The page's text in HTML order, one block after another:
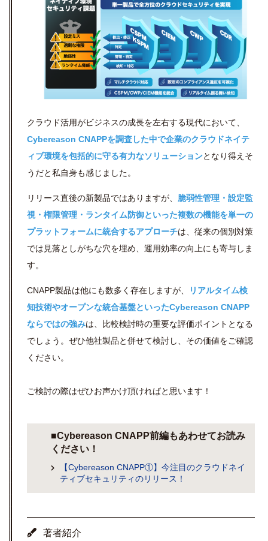
クラウド活用がビジネスの成長を左右する現代において、
Cybereason CNAPPを調査した中で企業のクラウドネイテ
ィブ環境を包括的に守る有力なソリューションとなり得えそ
うだと私自身も感じました。
リリース直後の新製品ではありますが、 脆弱性管理・設定監
視・権限管理・ランタイム防御といった複数の機能を単一の
プラットフォームに統合するアプローチは、従来の個別対策
では見落としがちな穴を埋め、運用効率の向上にも寄与しま
す。
CNAPP製品は他にも数多く存在しますが、
リアルタイム検
知技術やオープンな統合基盤といったCybereason CNAPP
ならではの強みは、比較検討時の重要な評価ポイントとなる
でしょう。ぜひ他社製品と併せて検討し、その価値をご確認
ください。
ご検討の際はぜひお声かけ頂ければと思います！
■Cybereason CNAPP前編もあわせてお読み
ください！
【Cybereason CNAPP①】今注目のクラウドネイ
ティブセキュリティのリリース！
著者紹介